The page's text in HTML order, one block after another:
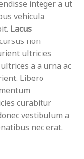
vehicula
Lacus
non
ultricies
a a urna ac
Libero
curabitur
vestibulum a
nec erat.